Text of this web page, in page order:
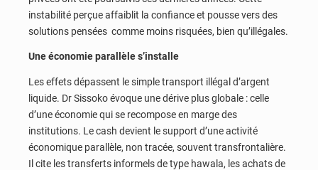
instabilité perçue affaiblit la confiance et pousse vers des
solutions pensées comme moins risquées, bien qu’illégales.
Une économie parallèle s’installe
Les effets dépassent le simple transport illégal d’argent
liquide. Dr Sissoko évoque une dérive plus globale : celle
d’une économie qui se recompose en marge des
institutions. Le cash devient le support d’une activité
économique parallèle, non tracée, souvent transfrontalière.
Il cite les transferts informels de type hawala, les achats de